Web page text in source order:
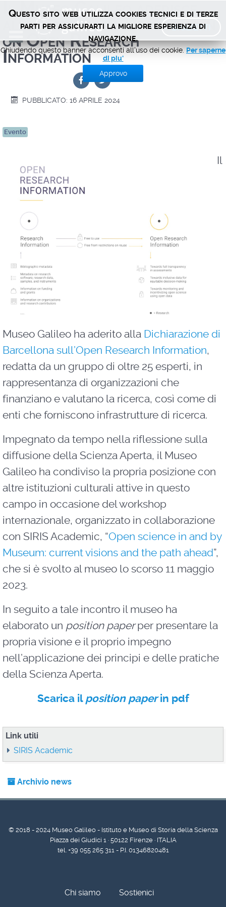
BIGLIETTI
Il Museo Galileo aderisce
alla Barcelona Declaration
on Open Research
Information
PUBBLICATO: 16 APRILE 2024
Evento
Il
Museo Galileo ha aderito alla Dichiarazione di
Barcellona sull’Open Research Information,
redatta da un gruppo di oltre 25 esperti, in
rappresentanza di organizzazioni che
finanziano e valutano la ricerca, così come di
enti che forniscono infrastrutture di ricerca.
Impegnato da tempo nella riflessione sulla
diffusione della Scienza Aperta, il Museo
Galileo ha condiviso la propria posizione con
altre istituzioni culturali attive in questo
campo in occasione del workshop
internazionale, organizzato in collaborazione
con SIRIS Academic, “Open science in and by
Museum: current visions and the path ahead”,
che si è svolto al museo lo scorso 11 maggio
2023.
In seguito a tale incontro il museo ha
elaborato un position paperper presentare la
propria visione e il proprio impegno
nell’applicazione dei principi e delle pratiche
della Scienza Aperta.
Scarica il position paperin pdf
Link utili
SIRIS Academic
Archivio news
© 2018 - 2024 Museo Galileo - Istituto e Museo di Storia della Scienza
Piazza dei Giudici 1 · 50122 Firenze · ITALIA
tel. +39 055 265 311 - P.I. 01346820481
Chi siamo Sostienici
Questo sito web utilizza cookies tecnici e di terze
parti per assicurarti la migliore esperienza di
navigazione.
Chiudendo questo banner acconsenti all'uso dei cookie. Per saperne
di piu'
Approvo